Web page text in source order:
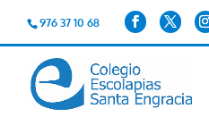
976 37 10 68